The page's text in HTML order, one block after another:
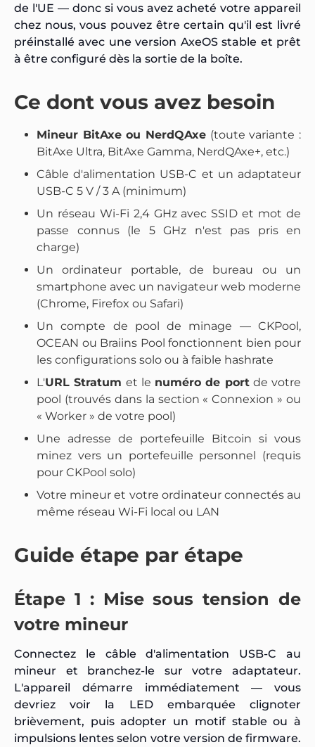
de l'UE — donc si vous avez acheté votre appareil
chez nous, vous pouvez être certain qu'il est livré
préinstallé avec une version AxeOS stable et prêt
à être configuré dès la sortie de la boîte.
Ce dont vous avez besoin
Mineur BitAxe ou NerdQAxe (toute variante :
BitAxe Ultra, BitAxe Gamma, NerdQAxe+, etc.)
Câble d'alimentation USB-C et un adaptateur
USB-C 5 V / 3 A (minimum)
Un réseau Wi-Fi 2,4 GHz avec SSID et mot de
passe connus (le 5 GHz n'est pas pris en
charge)
Un ordinateur portable, de bureau ou un
smartphone avec un navigateur web moderne
(Chrome, Firefox ou Safari)
Un compte de pool de minage — CKPool,
OCEAN ou Braiins Pool fonctionnent bien pour
les configurations solo ou à faible hashrate
L'URL Stratum et le numéro de portde votre
pool (trouvés dans la section « Connexion » ou
« Worker » de votre pool)
Une adresse de portefeuille Bitcoin si vous
minez vers un portefeuille personnel (requis
pour CKPool solo)
Votre mineur et votre ordinateur connectés au
même réseau Wi-Fi local ou LAN
Guide étape par étape
Étape 1 : Mise sous tension de
votre mineur
Connectez le câble d'alimentation USB-C au
mineur et branchez-le sur votre adaptateur.
L'appareil démarre immédiatement — vous
devriez voir la LED embarquée clignoter
brièvement, puis adopter un motif stable ou à
impulsions lentes selon votre version de firmware.